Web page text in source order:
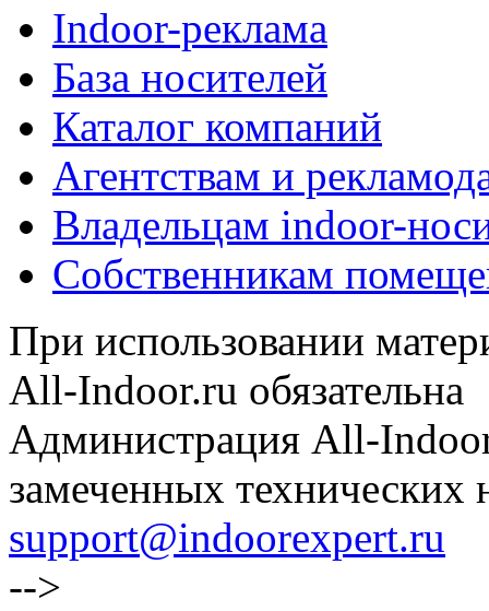
Indoor-реклама
База носителей
Каталог компаний
Агентствам и
Владельцам indoor-
Собственникам
При использовании
All-Indoor.ru обязательна
Администрация All-
замеченных технических
support@indoorexpert.ru
-->